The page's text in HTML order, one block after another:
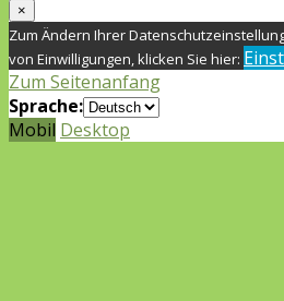
×
Zum Ändern Ihrer
von Einwilligungen, klicken Sie hier:
Zum Seitenanfang
Sprache:
Mobil Desktop